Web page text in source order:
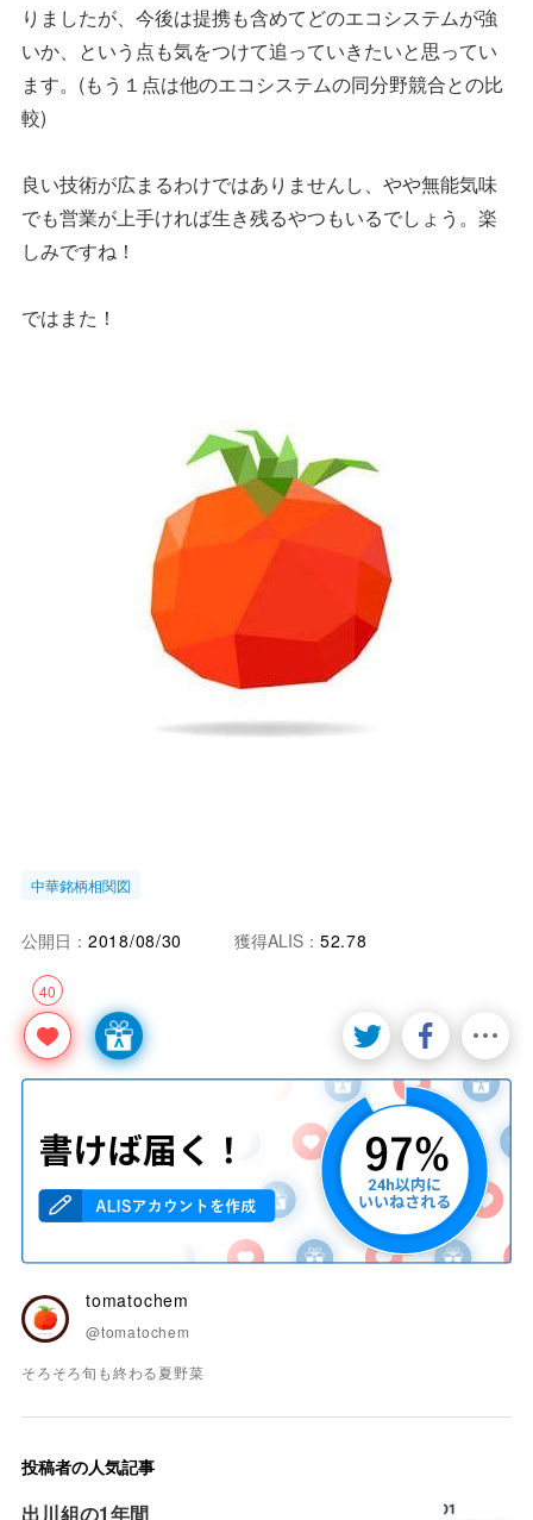
りましたが、今後は提携も含めてどのエコシステムが強
いか、という点も気をつけて追っていきたいと思ってい
ます。(もう１点は他のエコシステムの同分野競合との比
較)
良い技術が広まるわけではありませんし、やや無能気味
でも営業が上手ければ生き残るやつもいるでしょう。楽
しみですね！
ではまた！
中華銘柄相関図
40
公開日： 2018/08/30 獲得ALIS： 52.78
tomatochem
@tomatochem
そろそろ旬も終わる夏野菜
投稿者の人気記事
出川組の1年間